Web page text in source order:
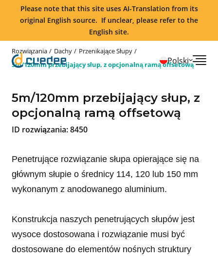
Please note that this site uses AI-Translation from its
original English source. If unclear, please refer to the
English site.
Polski
Rozwiązania Dachy
Przenikające Słupy
5m/120mm przebijający słup, z opcjonalną ramą offsetową
5m/120mm przebijający słup, z
opcjonalną ramą offsetową
ID rozwiązania:8450
Penetrujące rozwiązanie słupa opierające się na
głównym słupie o średnicy 114, 120 lub 150 mm
wykonanym z anodowanego aluminium.
Konstrukcja naszych penetrujących słupów jest
wysoce dostosowana i rozwiązanie musi być
dostosowane do elementów nośnych struktury